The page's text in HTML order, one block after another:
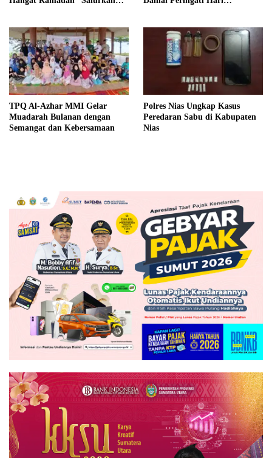
TPQ Al-Azhar MMI Gelar
Muadarah Bulanan dengan
Semangat dan Kebersamaan
Polres Nias Ungkap Kasus
Peredaran Sabu di Kabupaten
Nias